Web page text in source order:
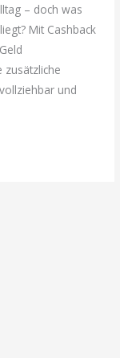
– doch was
Mit Cashback
zusätzliche
und